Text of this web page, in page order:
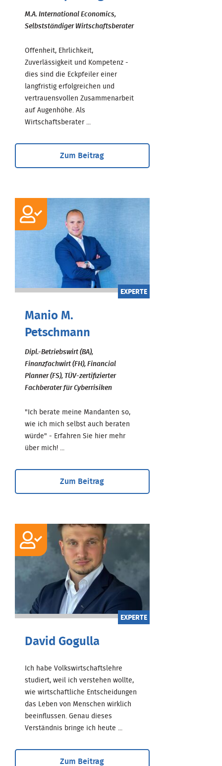
M.A. International Economics,
Selbstständiger Wirtschaftsberater
Offenheit, Ehrlichkeit,
Zuverlässigkeit und Kompetenz -
dies sind die Eckpfeiler einer
langfristig erfolgreichen und
vertrauensvollen Zusammenarbeit
auf Augenhöhe. Als
Wirtschaftsberater ...
Zum Beitrag
EXPERTE
Manio M.
Petschmann
Dipl.-Betriebswirt (BA),
Finanzfachwirt (FH), Financial
Planner (FS), TÜV-zertifizierter
Fachberater für Cyberrisiken
"Ich berate meine Mandanten so,
wie ich mich selbst auch beraten
würde" - Erfahren Sie hier mehr
über mich! ...
Zum Beitrag
EXPERTE
David Gogulla
Ich habe Volkswirtschaftslehre
studiert, weil ich verstehen wollte,
wie wirtschaftliche Entscheidungen
das Leben von Menschen wirklich
beeinflussen. Genau dieses
Verständnis bringe ich heute ...
Zum Beitrag